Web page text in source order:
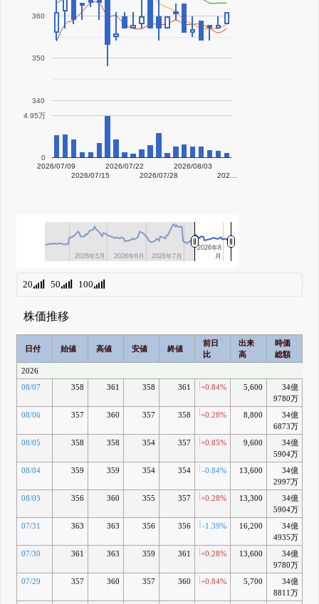
340
350
360
2026/07/09
2026/07/15
2026/07/22
2026/07/28
2026/08/03
202…
0
4.95万
2026年5月
2026年5月 2026年6月
2026年6月 2026年7月
2026年7月 月月
2026年8
2026年8
20 50 100
株価推移
日付 始値 高値 安値 終値
前日
比
出来
高
時価
総額
2026
08/07
358 361 358 361 +0.84% 5,600
34億
9780万
08/06 357 360 357 358 +0.28% 8,800
34億
6873万
08/05 358 358 354 357 +0.85% 9,600
34億
5904万
08/04
359 359 354 354 -0.84% 13,600
34億
2997万
08/03 356 360 355 357 +0.28% 13,300
34億
5904万
07/31 363 363 356 356 -1.39% 16,200
34億
4935万
07/30 361 363 359 361 +0.28% 13,600
34億
9780万
07/29
357 360 357 360 +0.84% 5,700
34億
8811万